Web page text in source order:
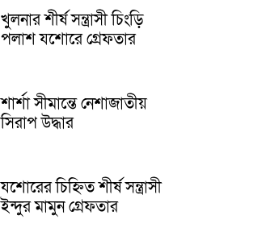
খুলনার শীর্ষ সন্ত্রাসী চিংড়ি
পলাশ যশোরে গ্রেফতার
শার্শা সীমান্তে নেশাজাতীয়
সিরাপ উদ্ধার
যশোরের চিহ্নিত শীর্ষ সন্ত্রাসী
ইন্দুর মামুন গ্রেফতার